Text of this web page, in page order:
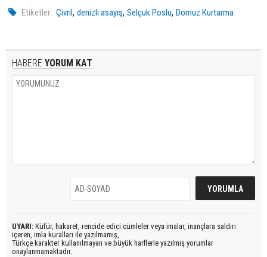
Etiketler : Çivril,denizli asayış,Selçuk Poslu,Domuz Kurtarma
HABERE YORUM KAT
UYARI: Küfür, hakaret, rencide edici cümleler veya imalar, inançlara saldırı
içeren, imla kuralları ile yazılmamış,
Türkçe karakter kullanılmayan ve büyük harflerle yazılmış yorumlar
onaylanmamaktadır.